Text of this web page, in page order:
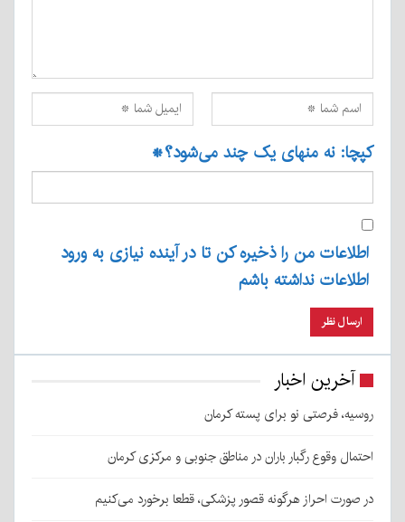
کپچا: نه منهای یک چند می‌شود؟*
اطلاعات من را ذخیره کن تا در آینده نیازی به ورود
اطلاعات نداشته باشم
آخرین اخبار
روسیه، فرصتی نو برای پسته کرمان
احتمال وقوع رگبار باران در مناطق جنوبی و مرکزی کرمان
در صورت احراز هرگونه قصور پزشکی، قطعا برخورد می‌کنیم